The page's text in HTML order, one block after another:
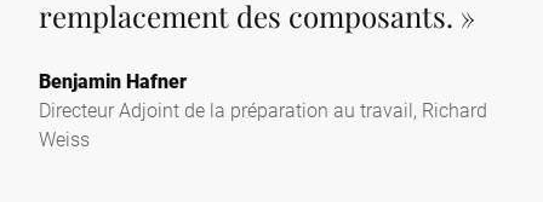
remplacement des composants. »
Benjamin Hafner
Directeur Adjoint de la préparation au travail, Richard
Weiss